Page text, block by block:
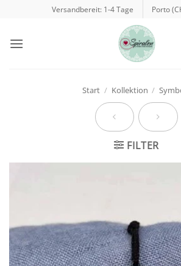
springen
Versandbereit: 1-4 Tage Porto
Start / Kollektion /
FILTER